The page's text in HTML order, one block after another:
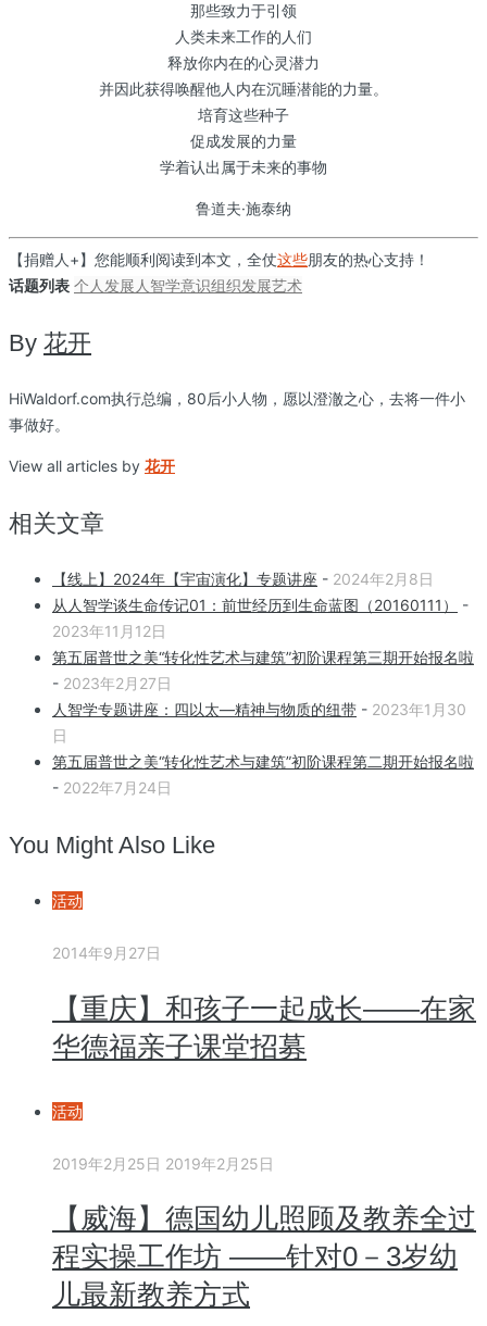
那些致力于引领
人类未来工作的人们
释放你内在的心灵潜力
并因此获得唤醒他人内在沉睡潜能的力量。
培育这些种子
促成发展的力量
学着认出属于未来的事物
鲁道夫·施泰纳
【捐赠人+】您能顺利阅读到本文，全仗这些朋友的热心支持！
话题列表 个人发展 人智学意识组织发展艺术
By 花开
HiWaldorf.com执行总编，80后小人物，愿以澄澈之心，去将一件小
事做好。
View all articles by 花开
相关文章
【线上】2024年【宇宙演化】专题讲座 - 2024年2月8日
从人智学谈生命传记01：前世经历到生命蓝图（20160111）
-
2023年11月12日
第五届普世之美“转化性艺术与建筑”初阶课程第三期开始报名啦
- 2023年2月27日
人智学专题讲座：四以太—精神与物质的纽带 - 2023年1月30
日
第五届普世之美“转化性艺术与建筑”初阶课程第二期开始报名啦
- 2022年7月24日
You Might Also Like
活动
2014年9月27日
【重庆】和孩子一起成长——在家
华德福亲子课堂招募
活动
2019年2月25日 2019年2月25日
【威海】德国幼儿照顾及教养全过
程实操工作坊 ——针对0－3岁幼
儿最新教养方式